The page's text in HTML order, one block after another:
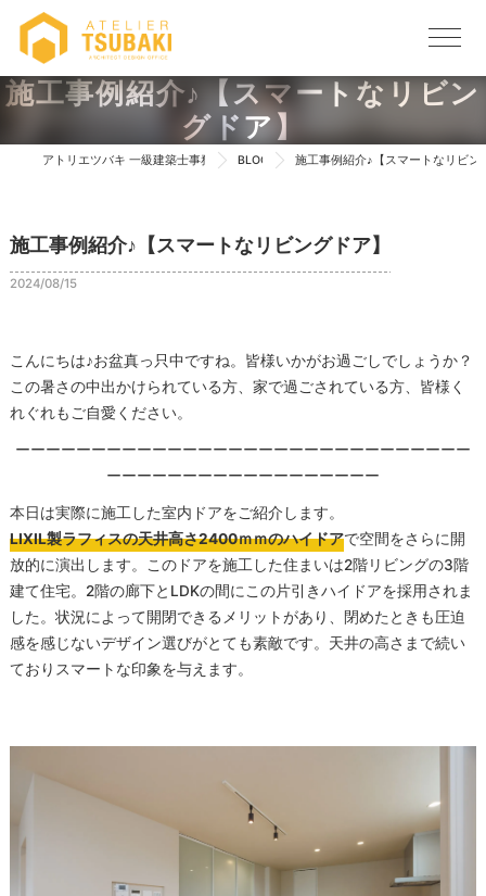
施工事例紹介♪【スマートなリビン
グドア】
アトリエツバキ 一級建築士事務所 TOPBLOG 施工事例紹介♪【スマートなリビン
施工事例紹介♪【スマートなリビングドア】
2024/08/15
こんにちは♪お盆真っ只中ですね。皆様いかがお過ごしでしょうか？
この暑さの中出かけられている方、家で過ごされている方、皆様く
れぐれもご自愛ください。
ーーーーーーーーーーーーーーーーーーーーーーーーーーーーーー
ーーーーーーーーーーーーーーーーーー
本日は実際に施工した室内ドアをご紹介します。
LIXIL製ラフィスの天井高さ2400ｍｍのハイドアで空間をさらに開
放的に演出します。このドアを施工した住まいは2階リビングの3階
建て住宅。2階の廊下とLDKの間にこの片引きハイドアを採用されま
した。状況によって開閉できるメリットがあり、閉めたときも圧迫
感を感じないデザイン選びがとても素敵です。天井の高さまで続い
ておりスマートな印象を与えます。